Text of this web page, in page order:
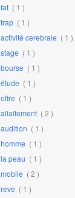
fat ( 1 )
trap ( 1 )
activité cerebrale ( 1 )
stage ( 1 )
bourse ( 1 )
étude ( 1 )
offre ( 1 )
allaitement ( 2 )
audition ( 1 )
homme ( 1 )
la peau ( 1 )
mobile ( 2 )
reve ( 1 )